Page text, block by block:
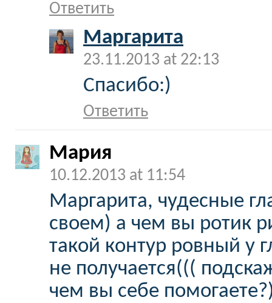
Ответить
Маргарита
23.11.2013 at 22:13
Спасибо:)
Ответить
Мария
10.12.2013 at 11:54
Маргарита, чудесные
своем) а чем вы ротик
такой контур ровный у
не получается(((
чем вы себе